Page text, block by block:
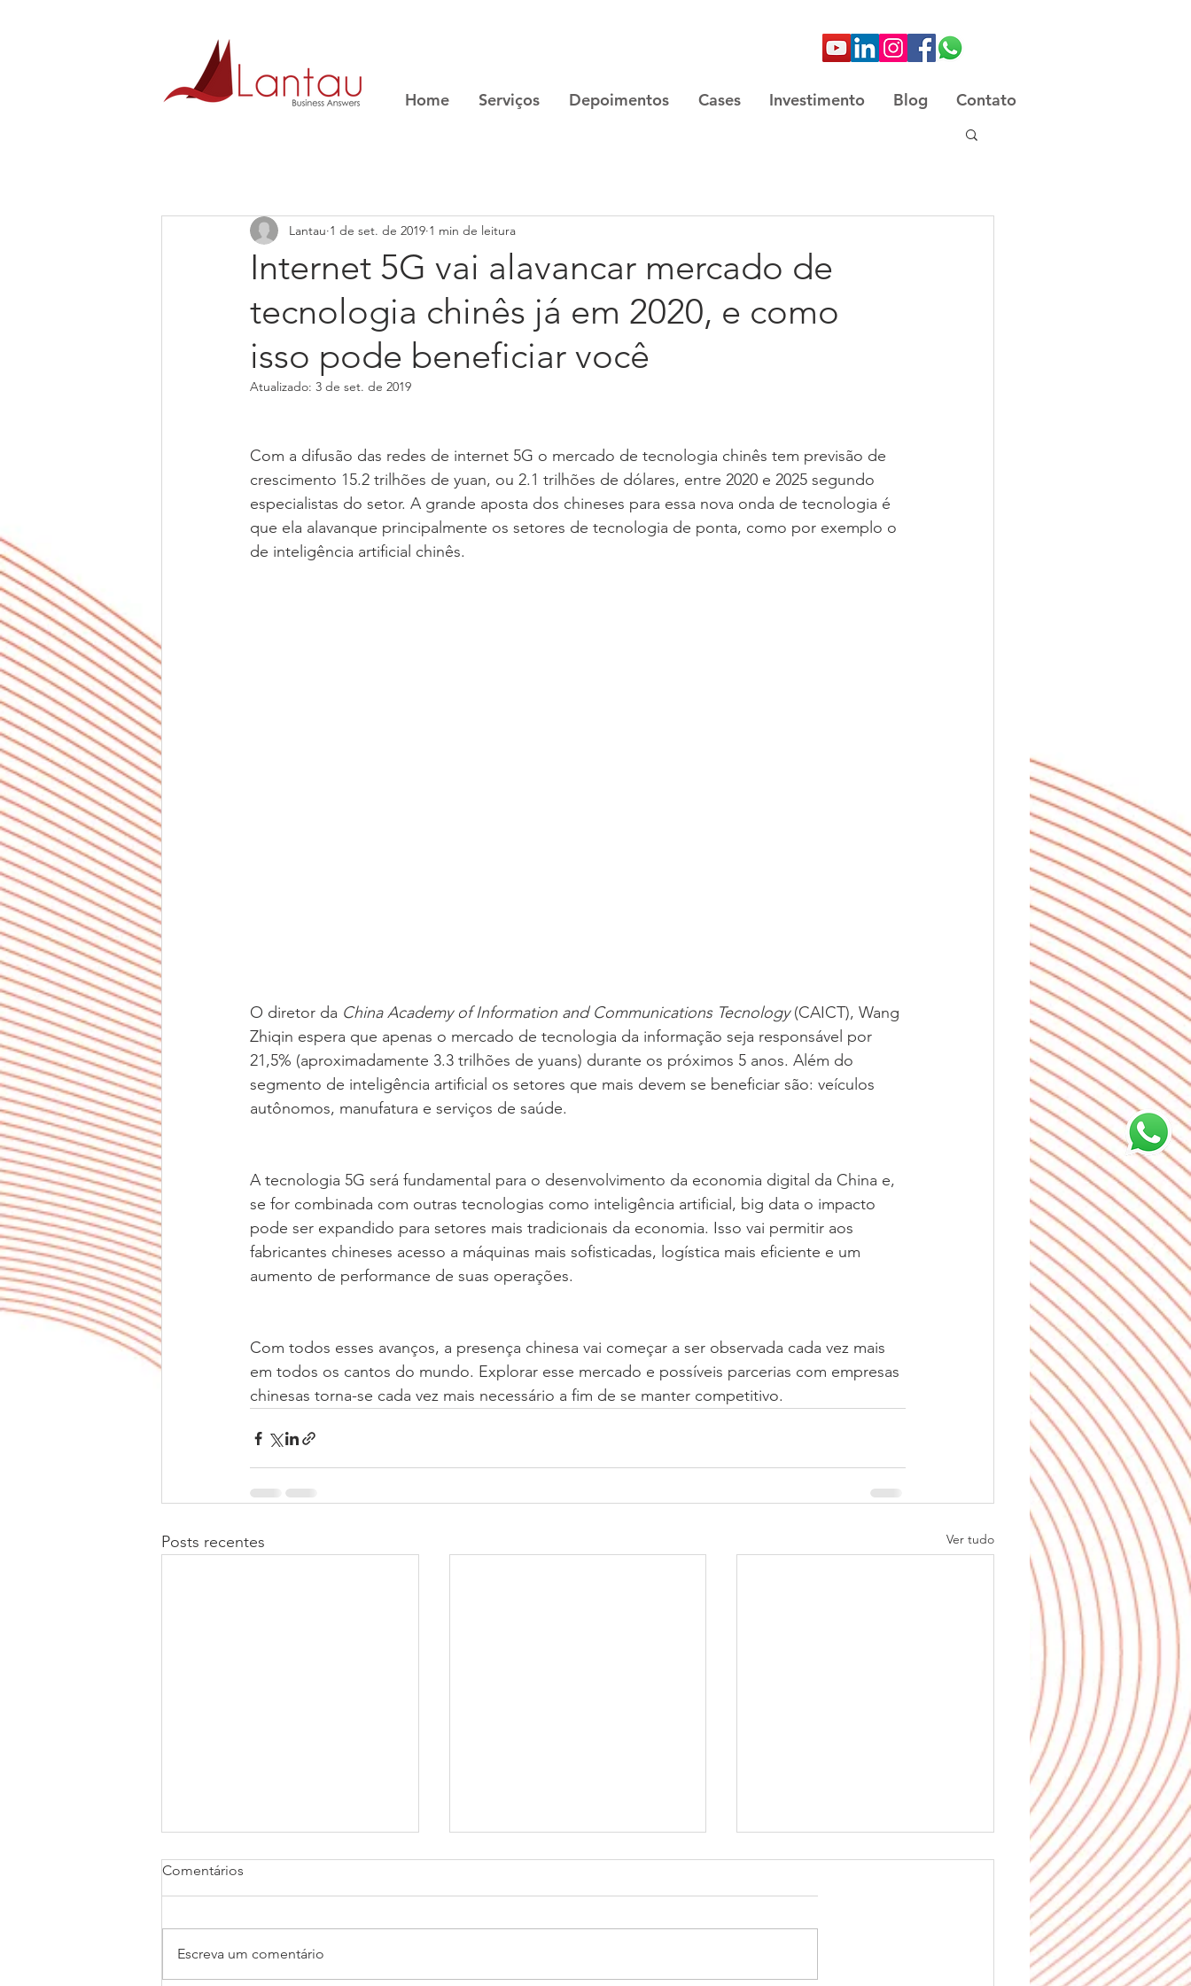
Home Serviços Depoimentos Cases Investimento Blog Contato
Internet 5G vai alavancar mercado de
tecnologia chinês já em 2020, e como
isso pode beneficiar você
Lantau 1 de set. de 2019 1 min de leitura
Atualizado: 3 de set. de 2019
Com a difusão das redes de internet 5G o mercado de tecnologia chinês tem previsão de
crescimento 15.2 trilhões de yuan, ou 2.1 trilhões de dólares, entre 2020 e 2025 segundo
especialistas do setor. A grande aposta dos chineses para essa nova onda de tecnologia é
que ela alavanque principalmente os setores de tecnologia de ponta, como por exemplo o
de inteligência artificial chinês.
O diretor da China Academy of Information and Communications Tecnology (CAICT), Wang
Zhiqin espera que apenas o mercado de tecnologia da informação seja responsável por
21,5% (aproximadamente 3.3 trilhões de yuans) durante os próximos 5 anos. Além do
segmento de inteligência artificial os setores que mais devem se beneficiar são: veículos
autônomos, manufatura e serviços de saúde.
A tecnologia 5G será fundamental para o desenvolvimento da economia digital da China e,
se for combinada com outras tecnologias como inteligência artificial, big data o impacto
pode ser expandido para setores mais tradicionais da economia. Isso vai permitir aos
fabricantes chineses acesso a máquinas mais sofisticadas, logística mais eficiente e um
aumento de performance de suas operações.
Com todos esses avanços, a presença chinesa vai começar a ser observada cada vez mais
em todos os cantos do mundo. Explorar esse mercado e possíveis parcerias com empresas
chinesas torna-se cada vez mais necessário a fim de se manter competitivo.
Posts recentes Ver tudo
Comentários
Escreva um comentário